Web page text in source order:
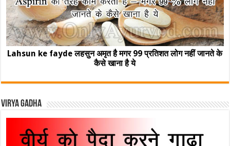
Lahsun ke fayde लहसुन अमृत है मगर 99 प्रतिशत लोग नहीं जानते के
कैसे खाना है ये
Virya Gadha